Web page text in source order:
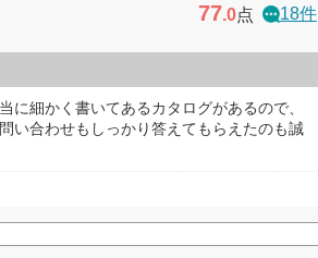
77.0点 18件
に細かく書いてあるカタログがあるので、
い合わせもしっかり答えてもらえたのも誠